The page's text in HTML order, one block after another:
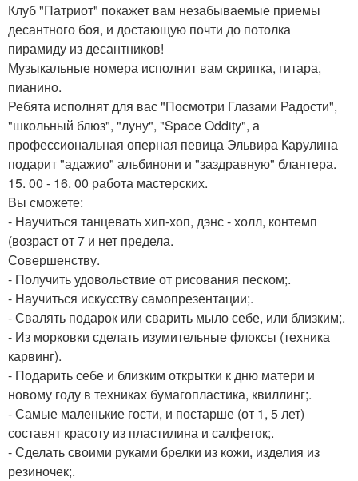
Клуб "Патриот" покажет вам незабываемые приемы
десантного боя, и достающую почти до потолка
пирамиду из десантников!
Музыкальные номера исполнит вам скрипка, гитара,
пианино.
Ребята исполнят для вас "Посмотри Глазами Радости",
"школьный блюз", "луну", "Space Oddity", а
профессиональная оперная певица Эльвира Карулина
подарит "адажио" альбинони и "заздравную" блантера.
15. 00 - 16. 00 работа мастерских.
Вы сможете:
- Научиться танцевать хип-хоп, дэнс - холл, контемп
(возраст от 7 и нет предела.
Совершенству.
- Получить удовольствие от рисования песком;.
- Научиться искусству самопрезентации;.
- Свалять подарок или сварить мыло себе, или близким;.
- Из морковки сделать изумительные флоксы (техника
карвинг).
- Подарить себе и близким открытки к дню матери и
новому году в техниках бумагопластика, квиллинг;.
- Самые маленькие гости, и постарше (от 1, 5 лет)
составят красоту из пластилина и салфеток;.
- Сделать своими руками брелки из кожи, изделия из
резиночек;.